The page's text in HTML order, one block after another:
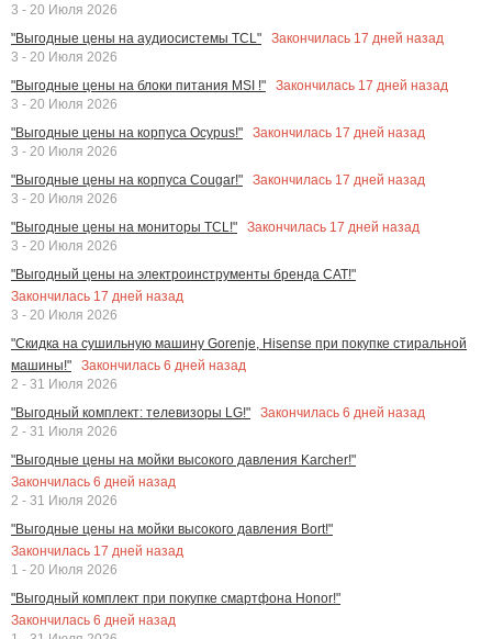
3 - 20 Июля 2026
"Выгодные цены на аудиосистемы TCL"
Закончилась 17 дней назад
3 - 20 Июля 2026
"Выгодные цены на блоки питания MSI !"
Закончилась 17 дней назад
3 - 20 Июля 2026
"Выгодные цены на корпуса Ocypus!"
Закончилась 17 дней назад
3 - 20 Июля 2026
"Выгодные цены на корпуса Cougar!"
Закончилась 17 дней назад
3 - 20 Июля 2026
"Выгодные цены на мониторы TCL!"
Закончилась 17 дней назад
3 - 20 Июля 2026
"Выгодный цены на электроинструменты бренда CAT!"
Закончилась 17 дней назад
3 - 20 Июля 2026
"Скидка на сушильную машину Gorenje, Hisense при покупке стиральной
машины!"
Закончилась 6 дней назад
2 - 31 Июля 2026
"Выгодный комплект: телевизоры LG!"
Закончилась 6 дней назад
2 - 31 Июля 2026
"Выгодные цены на мойки высокого давления Karcher!"
Закончилась 6 дней назад
2 - 31 Июля 2026
"Выгодные цены на мойки высокого давления Bort!"
Закончилась 17 дней назад
1 - 20 Июля 2026
"Выгодный комплект при покупке смартфона Honor!"
Закончилась 6 дней назад